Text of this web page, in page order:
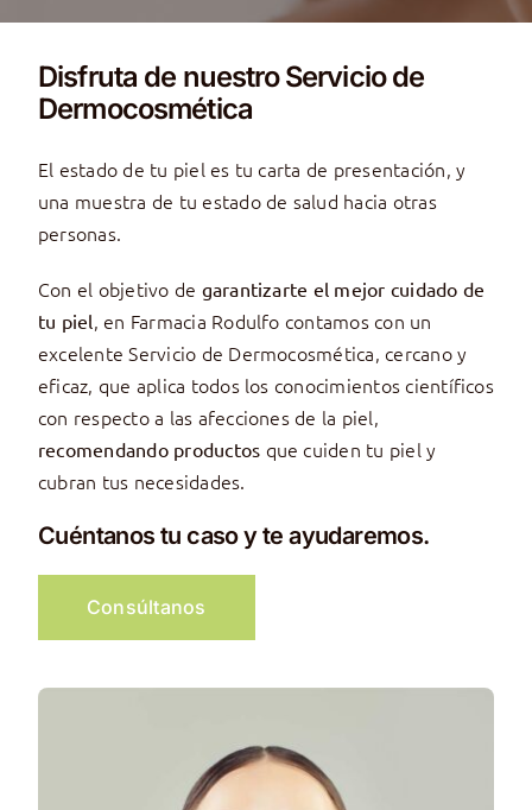
Disfruta de nuestro Servicio de
Dermocosmética
El estado de tu piel es tu carta de presentación, y
una muestra de tu estado de salud hacia otras
personas.
Con el objetivo de garantizarte el mejor cuidado de
tu piel, en Farmacia Rodulfo contamos con un
excelente Servicio de Dermocosmética, cercano y
eficaz, que aplica todos los conocimientos científicos
con respecto a las afecciones de la piel,
recomendando productos que cuiden tu piel y
cubran tus necesidades.
Cuéntanos tu caso y te ayudaremos.
Consúltanos